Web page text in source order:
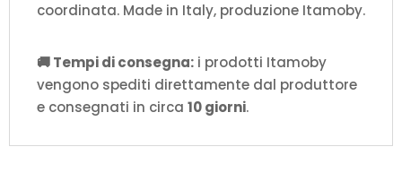
coordinata. Made in Italy, produzione Itamoby.
🚚 Tempi di consegna: i prodotti Itamoby
vengono spediti direttamente dal produttore
e consegnati in circa 10 giorni.